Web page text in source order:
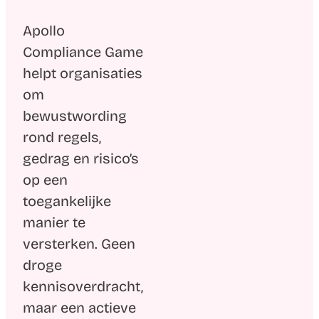
Apollo
Compliance Game
helpt organisaties
om
bewustwording
rond regels,
gedrag en risico’s
op een
toegankelijke
manier te
versterken. Geen
droge
kennisoverdracht,
maar een actieve